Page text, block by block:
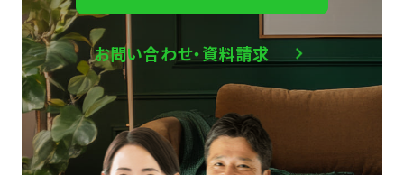
お問い合わせ・資料請求